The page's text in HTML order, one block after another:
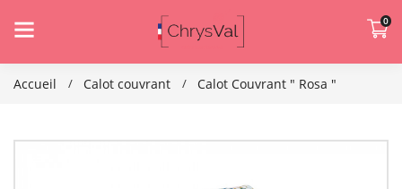
0
Accueil Calot couvrant Calot Couvrant " Rosa "